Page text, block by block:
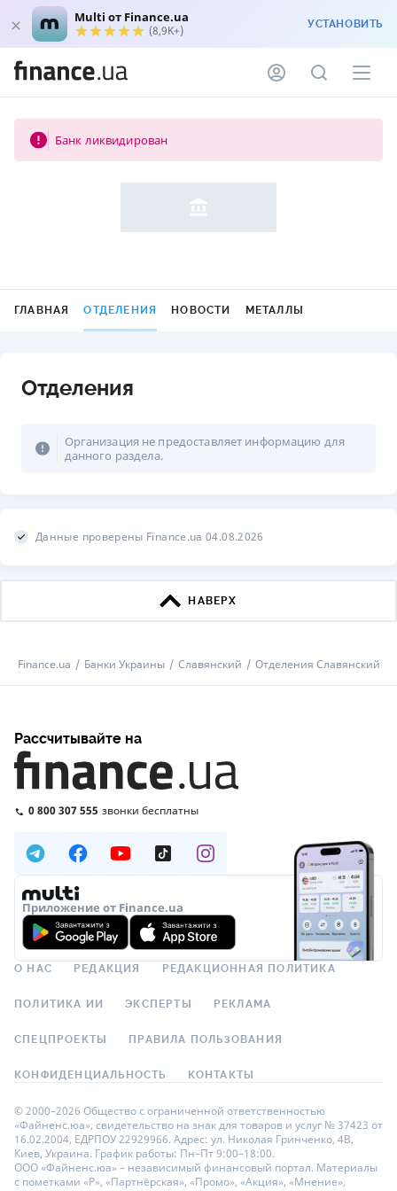
Multi от Finance.ua
(8,9K+) УСТАНОВИТЬ
Банк ликвидирован
ГЛАВНАЯ ОТДЕЛЕНИЯ НОВОСТИ МЕТАЛЛЫ
Отделения
Организация не предоставляет информацию для
данного раздела.
Данные проверены Finance.ua 04.08.2026
НАВЕРХ
Finance.ua Банки Украины Славянский Отделения Славянский
Рассчитывайте на
0 800 307 555 звонки бесплатны
Приложение от Finance.ua
О НАС РЕДАКЦИЯ РЕДАКЦИОННАЯ ПОЛИТИКА
ПОЛИТИКА ИИ ЭКСПЕРТЫ РЕКЛАМА
СПЕЦПРОЕКТЫ ПРАВИЛА ПОЛЬЗОВАНИЯ
КОНФИДЕНЦИАЛЬНОСТЬ КОНТАКТЫ
© 2000–2026 Общество с ограниченной ответственностью
«Файненс.юа», свидетельство на знак для товаров и услуг № 37423 от
16.02.2004, ЕДРПОУ 22929966. Адрес: ул. Николая Гринченко, 4В,
Киев, Украина. График работы: Пн–Пт 9:00–18:00.
ООО «Файненс.юа» – независимый финансовый портал. Материалы
с пометками «Р», «Партнёрская», «Промо», «Акция», «Мнение»,